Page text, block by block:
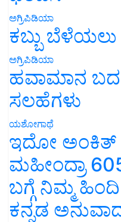
ಅಗ್ರಿಪಿಡಿಯಾ
ಕಬ್ಬು ಬೆಳೆಯಲು
ಅಗ್ರಿಪಿಡಿಯಾ
ಹವಾಮಾನ
ಸಲಹೆಗಳು
ಯಶೋಗಾಥೆ
ಇದೋ ಅಂಕಿತ್
ಮಹೀಂದ್ರಾ
ಬಗ್ಗೆ ನಿಮ್ಮ
ಕನ್ನಡ